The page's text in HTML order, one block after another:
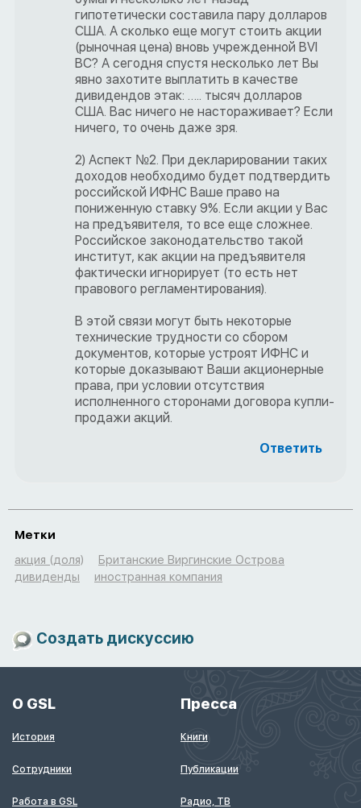
гипотетически составила пару долларов
США. А сколько еще могут стоить акции
(рыночная цена) вновь учрежденной BVI
BC? А сегодня спустя несколько лет Вы
явно захотите выплатить в качестве
дивидендов этак: ….. тысяч долларов
США. Вас ничего не настораживает? Если
ничего, то очень даже зря.
2) Аспект №2. При декларировании таких
доходов необходимо будет подтвердить
российской ИФНС Ваше право на
пониженную ставку 9%. Если акции у Вас
на предъявителя, то все еще сложнее.
Российское законодательство такой
институт, как акции на предъявителя
фактически игнорирует (то есть нет
правового регламентирования).
В этой связи могут быть некоторые
технические трудности со сбором
документов, которые устроят ИФНС и
которые доказывают Ваши акционерные
права, при условии отсутствия
исполненного сторонами договора купли-
продажи акций.
Ответить
Метки
акция (доля)
Британские Виргинские Острова
дивиденды
иностранная компания
Создать дискуссию
О GSL
История
Сотрудники
Работа в GSL
Пресса
Книги
Публикации
Радио, ТВ